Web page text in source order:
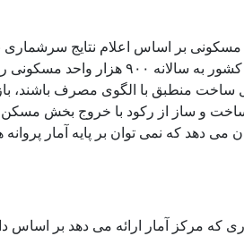
ترین مشکلات موجود در بخش مسکن، وجود تعداد زیادی خانه خالی (۲ میلیون و ۶۰۰ هزار واحد مسکونی بر اساس اعلام
و مسکن سال ۹۵) است، بنابراین سمت عرضه در بازار مسکن با خللی مواجه نیست؛ هر چند که طرح جامع مسکن میزان نیاز کشور به
ساخت منطبق با الگوی مصرف باشند،
ساخت و ساز از رکود با خروج بخش مسکن
دهد که نمی توان بر پایه آمار پروانه
که مرکز آمار ارائه می دهد بر اساس